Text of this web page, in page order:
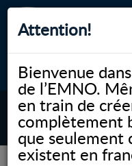
Attention!
Bienvenue
de l’EMNO.
en train de
complètement
que seulement
existent en
NOSM.ca Faculté